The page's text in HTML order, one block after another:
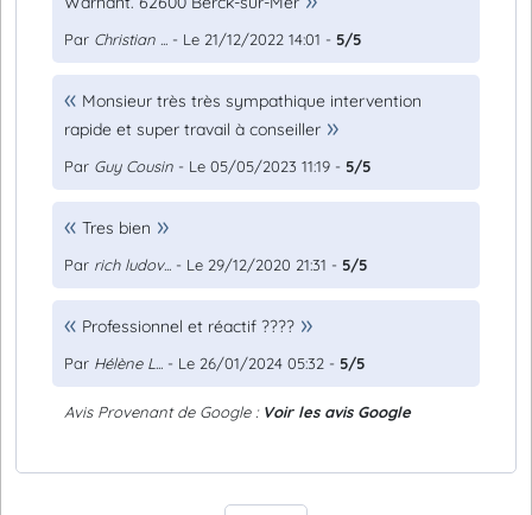
Par Christian ... - Le 21/12/2022 14:01 - 5/5
Monsieur très très sympathique intervention
rapide et super travail à conseiller
Par Guy Cousin - Le 05/05/2023 11:19 - 5/5
Tres bien
Par rich ludov... - Le 29/12/2020 21:31 - 5/5
Professionnel et réactif ????
Par Hélène L... - Le 26/01/2024 05:32 - 5/5
Avis Provenant de Google : Voir les avis Google